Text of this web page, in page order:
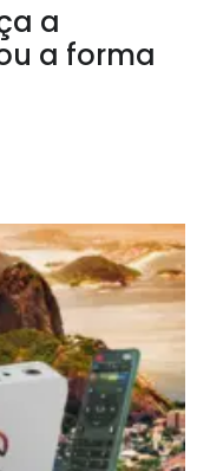
a
a forma